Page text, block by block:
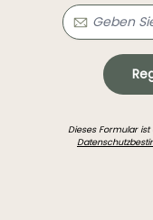
Dieses Formular ist